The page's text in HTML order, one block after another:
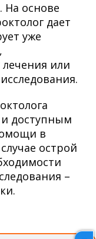
На основе
дает
уже
или
доступным
в
острой
–